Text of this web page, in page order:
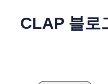
CLAP 블로